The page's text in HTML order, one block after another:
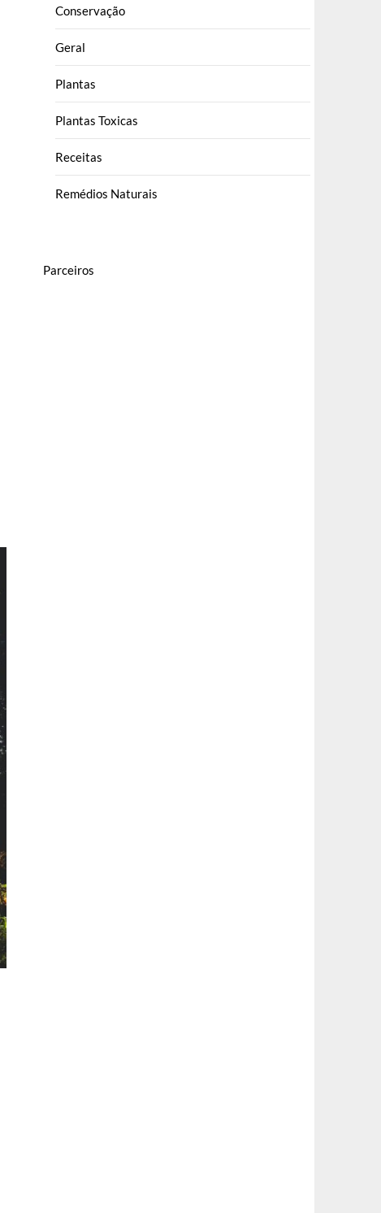
Conservação
Geral
Plantas
Plantas Toxicas
Receitas
Remédios Naturais
Parceiros